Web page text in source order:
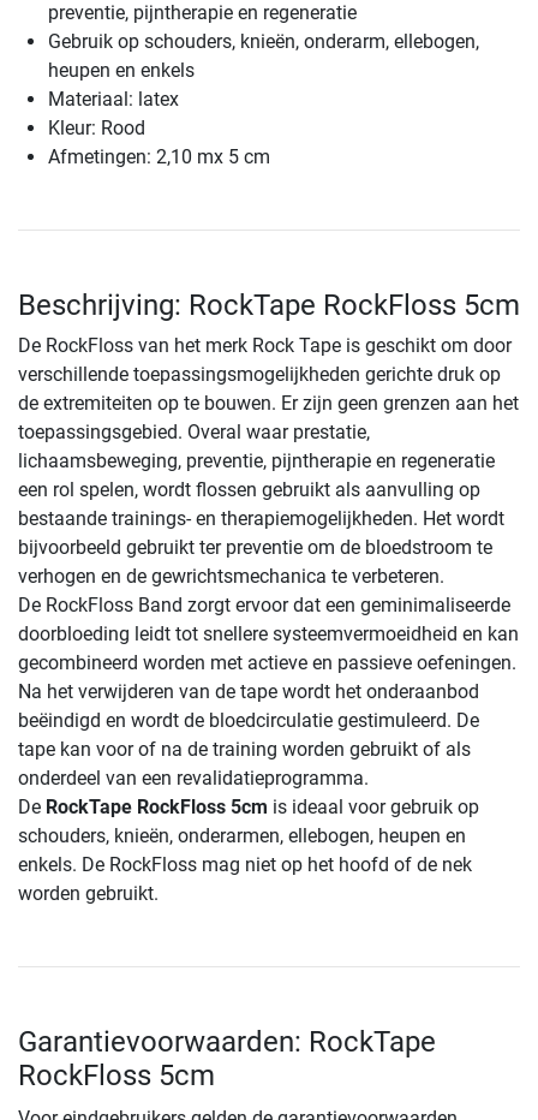
preventie, pijntherapie en regeneratie
Gebruik op schouders, knieën, onderarm, ellebogen,
heupen en enkels
Materiaal: latex
Kleur: Rood
Afmetingen: 2,10 mx 5 cm
Beschrijving: RockTape RockFloss 5cm
De RockFloss van het merk Rock Tape is geschikt om door
verschillende toepassingsmogelijkheden gerichte druk op
de extremiteiten op te bouwen. Er zijn geen grenzen aan het
toepassingsgebied. Overal waar prestatie,
lichaamsbeweging, preventie, pijntherapie en regeneratie
een rol spelen, wordt flossen gebruikt als aanvulling op
bestaande trainings- en therapiemogelijkheden. Het wordt
bijvoorbeeld gebruikt ter preventie om de bloedstroom te
verhogen en de gewrichtsmechanica te verbeteren.
De RockFloss Band zorgt ervoor dat een geminimaliseerde
doorbloeding leidt tot snellere systeemvermoeidheid en kan
gecombineerd worden met actieve en passieve oefeningen.
Na het verwijderen van de tape wordt het onderaanbod
beëindigd en wordt de bloedcirculatie gestimuleerd. De
tape kan voor of na de training worden gebruikt of als
onderdeel van een revalidatieprogramma.
De RockTape RockFloss 5cm is ideaal voor gebruik op
schouders, knieën, onderarmen, ellebogen, heupen en
enkels. De RockFloss mag niet op het hoofd of de nek
worden gebruikt.
Garantievoorwaarden: RockTape
RockFloss 5cm